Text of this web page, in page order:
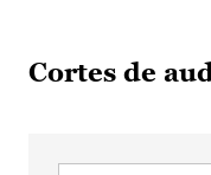
Cortes de